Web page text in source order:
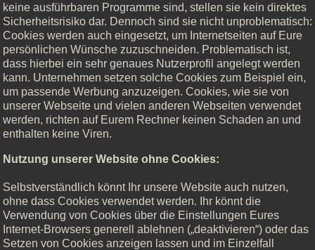
keine ausführbaren Programme sind, stellen sie kein direktes
Sicherheitsrisiko dar. Dennoch sind sie nicht unproblematisch:
Cookies werden auch eingesetzt, um Internetseiten auf Eure
persönlichen Wünsche zuzuschneiden. Problematisch ist,
dass hierbei ein sehr genaues Nutzerprofil angelegt werden
kann. Unternehmen setzen solche Cookies zum Beispiel ein,
um passende Werbung anzuzeigen. Cookies, wie sie von
unserer Webseite und vielen anderen Webseiten verwendet
werden, richten auf Eurem Rechner keinen Schaden an und
enthalten keine Viren.
Nutzung unserer Website ohne Cookies:
Selbstverständlich könnt Ihr unsere Website auch nutzen,
ohne dass Cookies verwendet werden. Ihr könnt die
Verwendung von Cookies über die Einstellungen Eures
Internet-Browsers generell ablehnen („deaktivieren“) oder das
Setzen von Cookies anzeigen lassen und im Einzelfall